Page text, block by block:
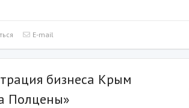
E-mail
бизнеса Крым
Полцены»